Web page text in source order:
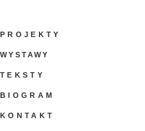
PROJEKTY
WYSTAWY
TEKSTY
BIOGRAM
KONTAKT